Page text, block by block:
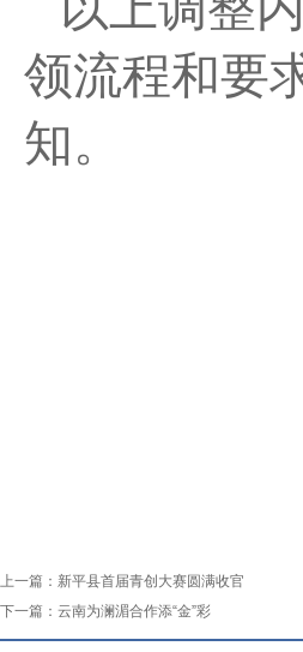
领流程和要
知。
上一篇： 新平县首届青创大赛圆满收官
下一篇： 云南为澜湄合作添“金”彩